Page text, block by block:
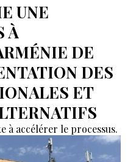
UNE
À
DE
DES
ET
à accélérer le processus.